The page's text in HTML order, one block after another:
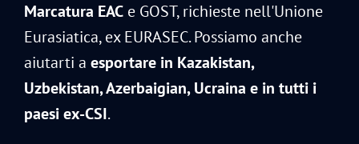
Marcatura EAC e GOST, richieste nell'Unione
Eurasiatica, ex EURASEC. Possiamo anche
aiutarti a esportare in Kazakistan,
Uzbekistan, Azerbaigian, Ucraina e in tutti i
paesi ex-CSI.